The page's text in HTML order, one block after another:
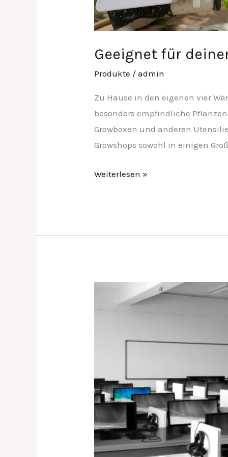
Geeignet für
Produkte /admin
Zu Hause in den eigenen vier
besonders empfindliche
Growboxen und anderen
Growshops sowohl in einigen
Weiterlesen »
sauberen
Firma